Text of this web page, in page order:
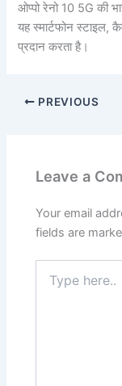
ओप्पो रेनो 10 5G की
यह स्मार्टफोन स्टाइल,
प्रदान करता है।
PREVIOUS
Leave a
Your email
fields are
here..